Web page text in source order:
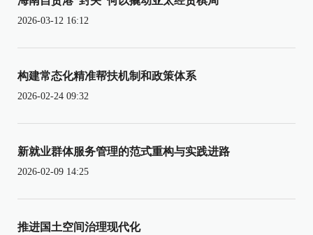
2026-03-12 16:12
构建常态化精准帮扶机制和政策体系
2026-02-24 09:32
新就业群体服务管理的范式重构与实践进路
2026-02-09 14:25
推进国土空间治理现代化